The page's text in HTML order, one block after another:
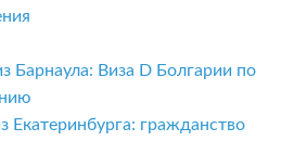
Барнаула: Виза D Болгарии по
Екатеринбурга: гражданство